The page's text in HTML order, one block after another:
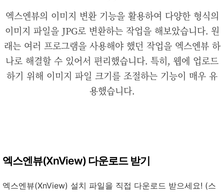
엑스엔뷰의 이미지 변환 기능을 활용하여 다양한 형식의
이미지 파일을 JPG로 변환하는 작업을 해보았습니다. 원
래는 여러 프로그램을 사용해야 했던 작업을 엑스엔뷰 하
나로 해결할 수 있어서 편리했습니다. 특히, 웹에 업로드
하기 위해 이미지 파일 크기를 조절하는 기능이 매우 유
용했습니다.
엑스엔뷰(XnView) 다운로드 받기
엑스엔뷰(XnView) 설치 파일을 직접 다운로드 받으세요! (스